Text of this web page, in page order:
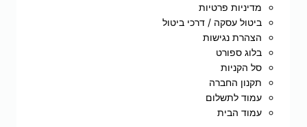
מדיניות פרטיות
ביטול עסקה / דרכי ביטול
הצהרת נגישות
בלוג ספורט
סל הקניות
תקנון החברה
עמוד לתשלום
עמוד הבית